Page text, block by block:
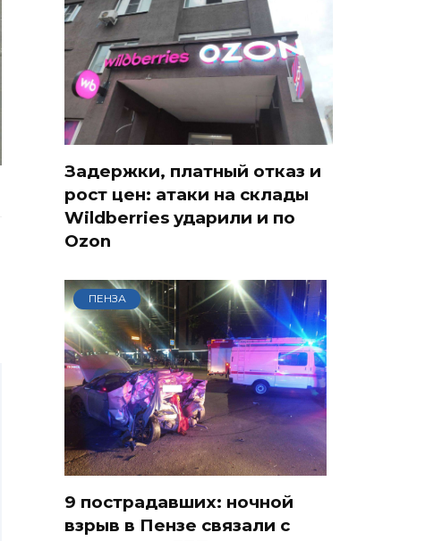
Задержки, платный отказ и
рост цен: атаки на склады
Wildberries ударили и по
Ozon
ПЕНЗА
9 пострадавших: ночной
взрыв в Пензе связали с